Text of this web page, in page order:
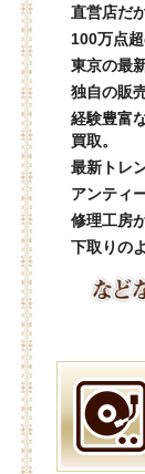
直営店だ
100万点
東京の最
独自の販
経験豊富
買取。
最新トレ
アンティ
修理工房
下取りの